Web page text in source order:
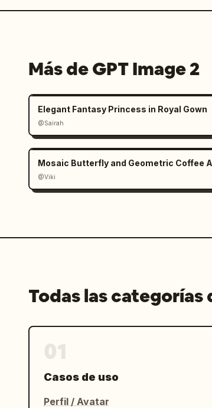
Más de GPT Image 2
Elegant Fantasy Princess in Royal Gown
@Sairah
Mosaic Butterfly and Geometric Coffee
@Viki
Todas las categorías
Casos de uso
Perfil / Avatar